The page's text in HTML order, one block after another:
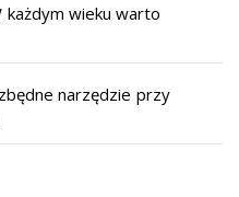
każdym wieku warto
narzędzie przy